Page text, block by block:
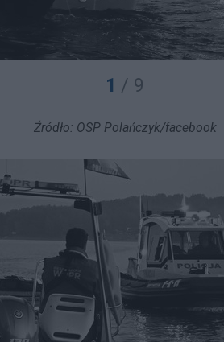
1 / 9
Źródło: OSP Polańczyk/facebook